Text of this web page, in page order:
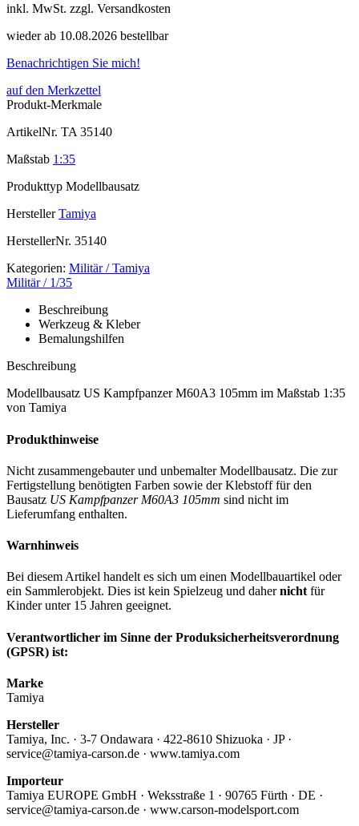
inkl. MwSt. zzgl. Versandkosten
wieder ab 10.08.2026 bestellbar
Benachrichtigen Sie mich!
auf den Merkzettel
Produkt-Merkmale
ArtikelNr. TA 35140
Maßstab 1:35
Produkttyp Modellbausatz
Hersteller Tamiya
HerstellerNr. 35140
Kategorien: Militär / Tamiya
Militär / 1/35
Beschreibung
Werkzeug & Kleber
Bemalungshilfen
Beschreibung
Modellbausatz US Kampfpanzer M60A3 105mm im Maßstab 1:35
von Tamiya
Produkthinweise
Nicht zusammengebauter und unbemalter Modellbausatz. Die zur
Fertigstellung benötigten Farben sowie der Klebstoff für den
Bausatz US Kampfpanzer M60A3 105mm sind nicht im
Lieferumfang enthalten.
Warnhinweis
Bei diesem Artikel handelt es sich um einen Modellbauartikel oder
ein Sammlerobjekt. Dies ist kein Spielzeug und dahernicht für
Kinder unter 15 Jahren geeignet.
Verantwortlicher im Sinne der Produksicherheitsverordnung
(GPSR) ist:
Marke
Tamiya
Hersteller
Tamiya, Inc. · 3-7 Ondawara · 422-8610 Shizuoka · JP ·
service@tamiya-carson.de · www.tamiya.com
Importeur
Tamiya EUROPE GmbH · Weksstraße 1 · 90765 Fürth · DE ·
service@tamiya-carson.de · www.carson-modelsport.com